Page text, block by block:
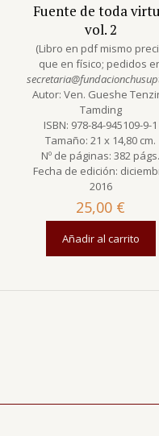
Fuente de toda
vol. 2
(Libro en pdf mismo
que en físico; pedidos
Autor: Ven. Gueshe
Tamding
ISBN: 978-84-945109-9-1
Tamaño: 21 x 14,80 cm.
Nº de páginas: 382 págs.
Fecha de edición:
2016
25,00 €
Añadir al carrito